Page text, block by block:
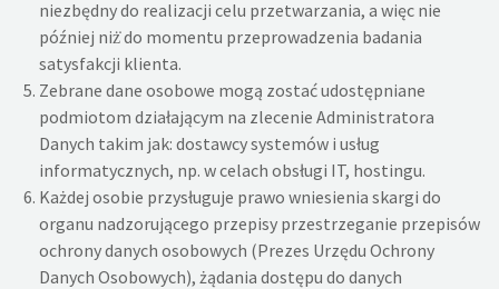
niezbędny do realizacji celu przetwarzania, a więc nie
później niż̇ do momentu przeprowadzenia badania
satysfakcji klienta.
Zebrane dane osobowe mogą zostać udostępniane
podmiotom działającym na zlecenie Administratora
Danych takim jak: dostawcy systemów i usług
informatycznych, np. w celach obsługi IT, hostingu.
Każdej osobie przysługuje prawo wniesienia skargi do
organu nadzorującego przepisy przestrzeganie przepisów
ochrony danych osobowych (Prezes Urzędu Ochrony
Danych Osobowych), żądania dostępu do danych